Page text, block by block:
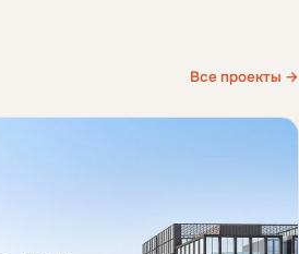
Все проекты →